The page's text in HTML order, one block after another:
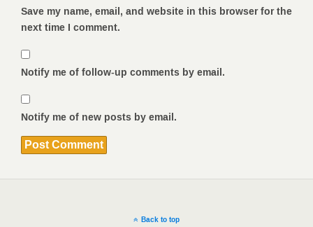
Save my name, email, and website in this browser for the
next time I comment.
Notify me of follow-up comments by email.
Notify me of new posts by email.
Back to top